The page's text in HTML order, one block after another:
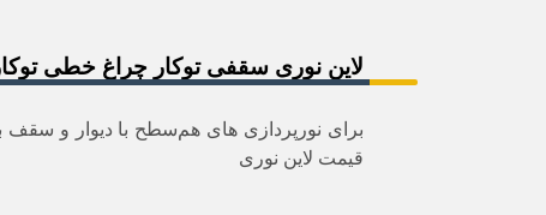
لاین نوری سقفی توکار چراغ خطی
برای نورپردازی های هم‌سطح با دیوار و سقف
قیمت لاین نوری